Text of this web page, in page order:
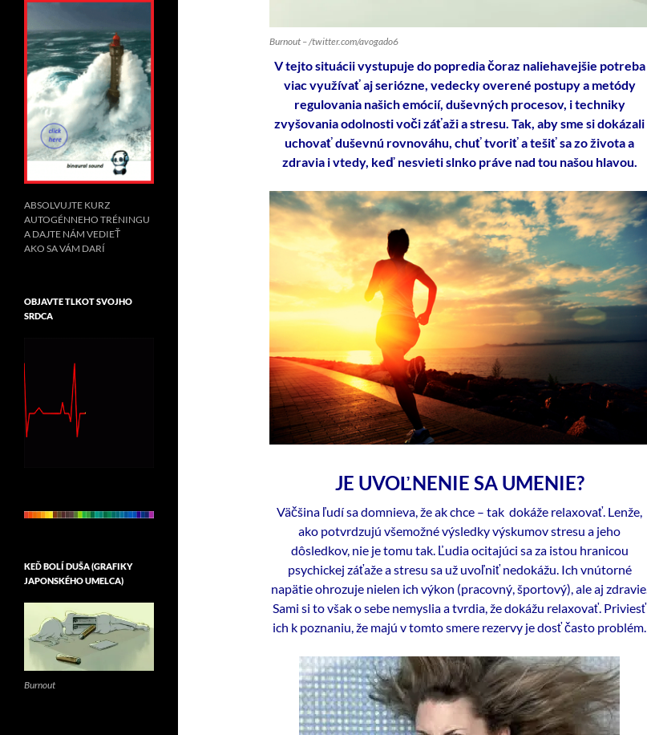
Burnout – /twitter.com/avogado6
V tejto situácii vystupuje do popredia čoraz naliehavejšie potreba
viac využívať aj seriózne, vedecky overené postupy a metódy
regulovania našich emócií, duševných procesov, i techniky
zvyšovania odolnosti voči záťaži a stresu. Tak, aby sme si dokázali
uchovať duševnú rovnováhu, chuť tvoriť a tešiť sa zo života a
zdravia i vtedy, keď nesvieti slnko práve nad tou našou hlavou.
JE UVOĽNENIE SA UMENIE?
Väčšina ľudí sa domnieva, že ak chce – tak dokáže relaxovať. Lenže,
ako potvrdzujú všemožné výsledky výskumov stresu a jeho
dôsledkov, nie je tomu tak. Ľudia ocitajúci sa za istou hranicou
psychickej záťaže a stresu sa už uvoľniť nedokážu. Ich vnútorné
napätie ohrozuje nielen ich výkon (pracovný, športový), ale aj zdravie.
Sami si to však o sebe nemyslia a tvrdia, že dokážu relaxovať. Priviesť
ich k poznaniu, že majú v tomto smere rezervy je dosť často problém.
ABSOLVUJTE KURZ
AUTOGÉNNEHO TRÉNINGU
A DAJTE NÁM VEDIEŤ
AKO SA VÁM DARÍ
OBJAVTE TLKOT SVOJHO
SRDCA
KEĎ BOLÍ DUŠA (GRAFIKY
JAPONSKÉHO UMELCA)
Burnout